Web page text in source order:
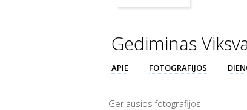
Gediminas
APIE FOTOGRAFIJOS
Geriausios fotografijos